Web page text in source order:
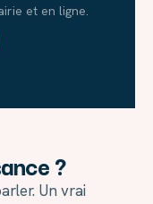
et en ligne.
?
Un vrai